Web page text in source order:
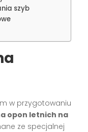
szyb
w przygotowaniu
opon letnich na
ze specjalnej